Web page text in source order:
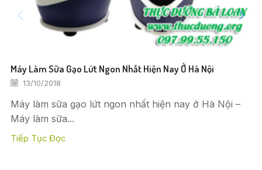
Máy Làm Sữa Gạo Lứt Ngon Nhất Hiện Nay Ở Hà Nội
13/10/2018
Máy làm sữa gạo lứt ngon nhất hiện nay ở Hà Nội –
Máy làm sữa...
Tiếp Tục Đọc